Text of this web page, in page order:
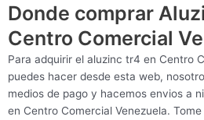
Donde comprar
Centro Comercial
Para adquirir el aluzinc tr4 en Centro
puedes hacer desde esta web,
medios de pago y hacemos envios a
en Centro Comercial Venezuela.